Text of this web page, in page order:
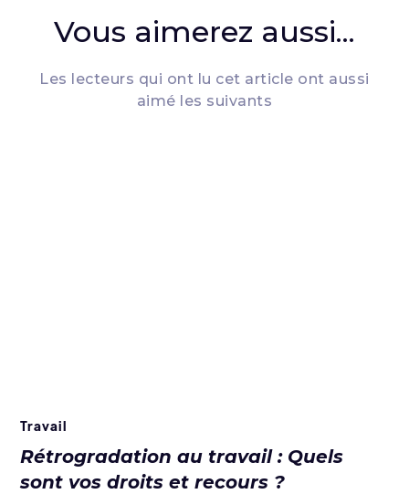
Vous aimerez aussi...
Les lecteurs qui ont lu cet article ont aussi
aimé les suivants
Travail
Rétrogradation au travail : Quels
sont vos droits et recours ?